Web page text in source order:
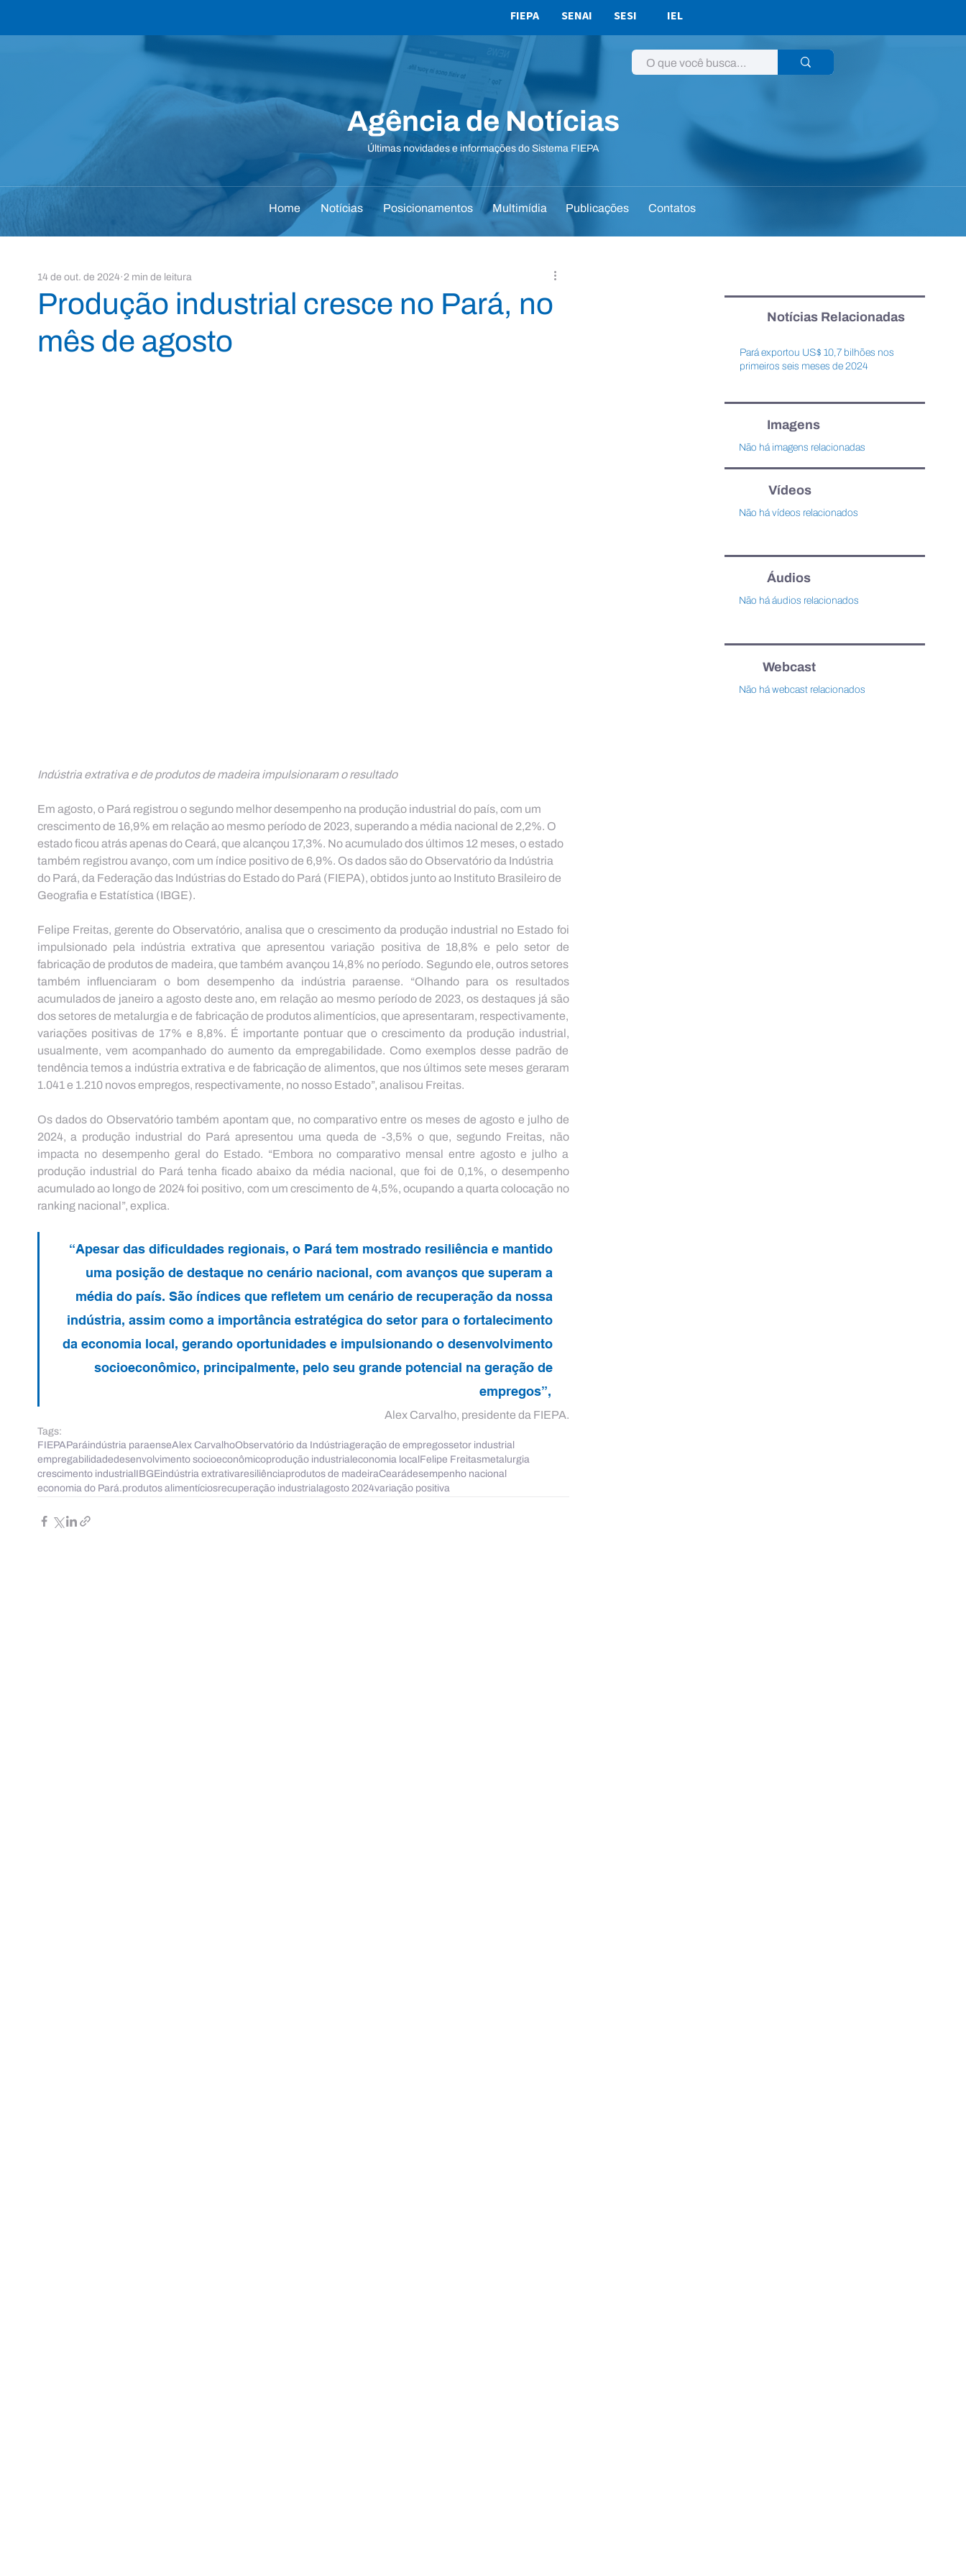
FIEPA SENAI SESI IEL
Agência de Notícias
Últimas novidades e informações do Sistema FIEPA
Home Notícias Posicionamentos Multimídia Publicações Contatos
Produção industrial cresce no Pará, no
mês de agosto
14 de out. de 2024 2 min de leitura
Indústria extrativa e de produtos de madeira impulsionaram o resultado
Em agosto, o Pará registrou o segundo melhor desempenho na produção industrial do país, com um
crescimento de 16,9% em relação ao mesmo período de 2023, superando a média nacional de 2,2%. O
estado ficou atrás apenas do Ceará, que alcançou 17,3%. No acumulado dos últimos 12 meses, o estado
também registrou avanço, com um índice positivo de 6,9%. Os dados são do Observatório da Indústria
do Pará, da Federação das Indústrias do Estado do Pará (FIEPA), obtidos junto ao Instituto Brasileiro de
Geografia e Estatística (IBGE).
Felipe Freitas, gerente do Observatório, analisa que o crescimento da produção industrial no Estado foi
impulsionado pela indústria extrativa que apresentou variação positiva de 18,8% e pelo setor de
fabricação de produtos de madeira, que também avançou 14,8% no período. Segundo ele, outros setores
também influenciaram o bom desempenho da indústria paraense. “Olhando para os resultados
acumulados de janeiro a agosto deste ano, em relação ao mesmo período de 2023, os destaques já são
dos setores de metalurgia e de fabricação de produtos alimentícios, que apresentaram, respectivamente,
variações positivas de 17% e 8,8%. É importante pontuar que o crescimento da produção industrial,
usualmente, vem acompanhado do aumento da empregabilidade. Como exemplos desse padrão de
tendência temos a indústria extrativa e de fabricação de alimentos, que nos últimos sete meses geraram
1.041 e 1.210 novos empregos, respectivamente, no nosso Estado”, analisou Freitas.
Os dados do Observatório também apontam que, no comparativo entre os meses de agosto e julho de
2024, a produção industrial do Pará apresentou uma queda de -3,5% o que, segundo Freitas, não
impacta no desempenho geral do Estado. “Embora no comparativo mensal entre agosto e julho a
produção industrial do Pará tenha ficado abaixo da média nacional, que foi de 0,1%, o desempenho
acumulado ao longo de 2024 foi positivo, com um crescimento de 4,5%, ocupando a quarta colocação no
ranking nacional”, explica.
“Apesar das dificuldades regionais, o Pará tem mostrado resiliência e mantido
uma posição de destaque no cenário nacional, com avanços que superam a
média do país. São índices que refletem um cenário de recuperação da nossa
indústria, assim como a importância estratégica do setor para o fortalecimento
da economia local, gerando oportunidades e impulsionando o desenvolvimento
socioeconômico, principalmente, pelo seu grande potencial na geração de
empregos”,
Alex Carvalho, presidente da FIEPA.
Tags:
FIEPAParáindústria paraenseAlex CarvalhoObservatório da Indústriageração de empregossetor industrial
empregabilidadedesenvolvimento socioeconômicoprodução industrial economia local Felipe Freitasmetalurgia
crescimento industrial IBGEindústria extrativaresiliênciaprodutos de madeiraCearádesempenho nacional
economia do Pará.produtos alimentíciosrecuperação industrial agosto 2024variação positiva
Notícias Relacionadas
Pará exportou US$ 10,7 bilhões nos
primeiros seis meses de 2024
Imagens
Não há imagens relacionadas
Vídeos
Não há vídeos relacionados
Áudios
Não há áudios relacionados
Webcast
Não há webcast relacionados